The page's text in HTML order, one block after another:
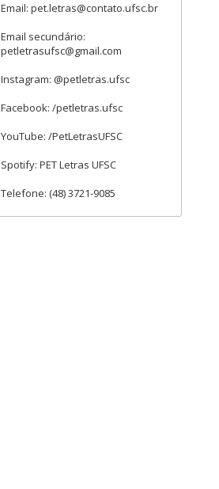
Email: pet.letras@contato.ufsc.br
Email secundário:
petletrasufsc@gmail.com
Instagram: @petletras.ufsc
Facebook: /petletras.ufsc
YouTube: /PetLetrasUFSC
Spotify: PET Letras UFSC
Telefone: (48) 3721-9085